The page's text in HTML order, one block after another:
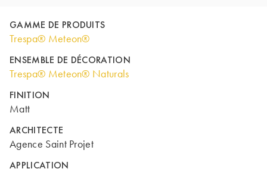
GAMME DE PRODUITS
Trespa® Meteon®
ENSEMBLE DE DÉCORATION
Trespa® Meteon® Naturals
FINITION
Matt
ARCHITECTE
Agence Saint Projet
APPLICATION